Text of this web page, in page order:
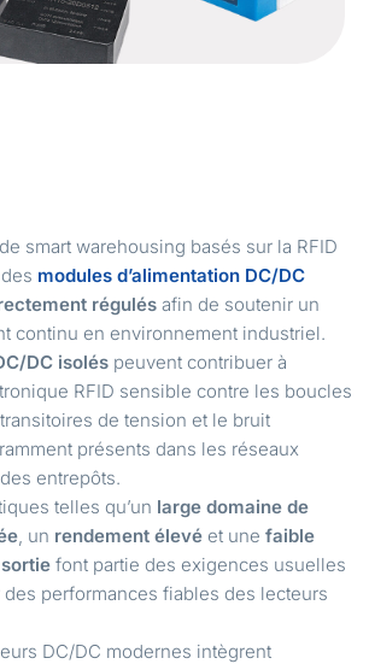
smart warehousing basés sur la RFID
modules d’alimentation DC/DC
régulés afin de soutenir un
continu en environnement industriel.
DC isolés peuvent contribuer à
RFID sensible contre les boucles
de tension et le bruit
présents dans les réseaux
entrepôts.
telles qu’un large domaine de
, un rendement élevé et unefaible
font partie des exigences usuelles
performances fiables des lecteurs
DC/DC modernes intègrent